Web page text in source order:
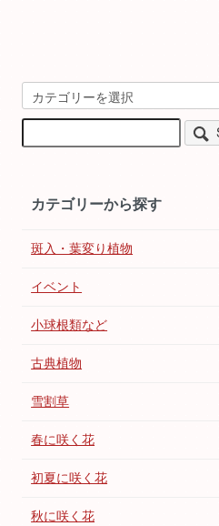
カテゴリーから探す
斑入・葉変り植物
イベント
小球根類など
古典植物
雪割草
春に咲く花
初夏に咲く花
秋に咲く花